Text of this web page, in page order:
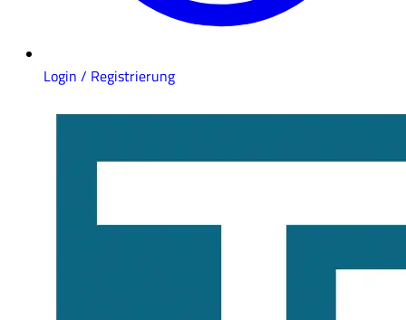
Login / Registrierung